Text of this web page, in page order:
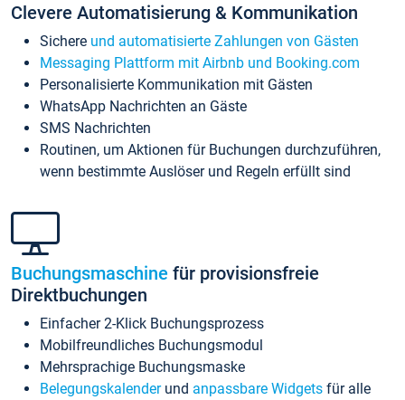
Clevere Automatisierung & Kommunikation
Sichere und automatisierte Zahlungen von Gästen
Messaging Plattform mit Airbnb und Booking.com
Personalisierte Kommunikation mit Gästen
WhatsApp Nachrichten an Gäste
SMS Nachrichten
Routinen, um Aktionen für Buchungen durchzuführen,
wenn bestimmte Auslöser und Regeln erfüllt sind
Buchungsmaschine für provisionsfreie
Direktbuchungen
Einfacher 2-Klick Buchungsprozess
Mobilfreundliches Buchungsmodul
Mehrsprachige Buchungsmaske
Belegungskalenderund anpassbare Widgets für alle